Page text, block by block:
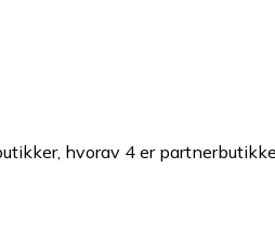
hvorav 4 er